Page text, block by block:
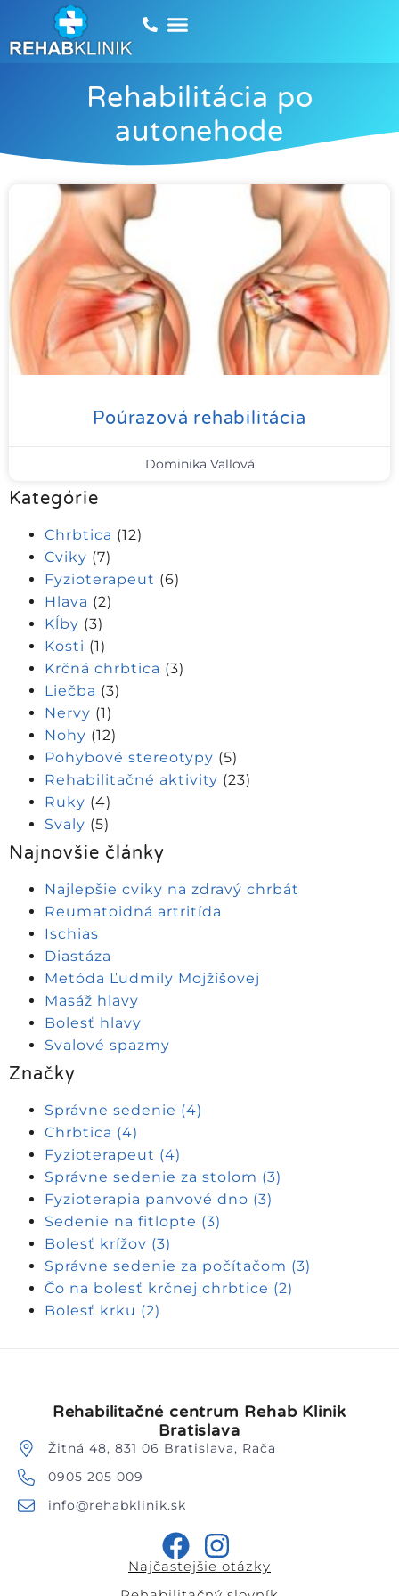
Rehabilitácia po
autonehode
Kategórie
Chrbtica (12)
Cviky (7)
Fyzioterapeut (6)
Hlava (2)
Kĺby (3)
Kosti (1)
Krčná chrbtica (3)
Liečba (3)
Nervy (1)
Nohy (12)
Pohybové stereotypy (5)
Rehabilitačné aktivity (23)
Ruky (4)
Svaly (5)
Najnovšie články
Najlepšie cviky na zdravý chrbát
Reumatoidná artritída
Ischias
Diastáza
Metóda Ľudmily Mojžíšovej
Masáž hlavy
Bolesť hlavy
Svalové spazmy
Značky
Správne sedenie (4)
Chrbtica (4)
Fyzioterapeut (4)
Správne sedenie za stolom (3)
Fyzioterapia panvové dno (3)
Sedenie na fitlopte (3)
Bolesť krížov (3)
Správne sedenie za počítačom (3)
Čo na bolesť krčnej chrbtice (2)
Bolesť krku (2)
Poúrazová rehabilitácia
Dominika Vallová
Rehabilitačné centrum Rehab Klinik
Bratislava
Žitná 48, 831 06 Bratislava, Rača
0905 205 009
info@rehabklinik.sk
Najčastejšie otázky